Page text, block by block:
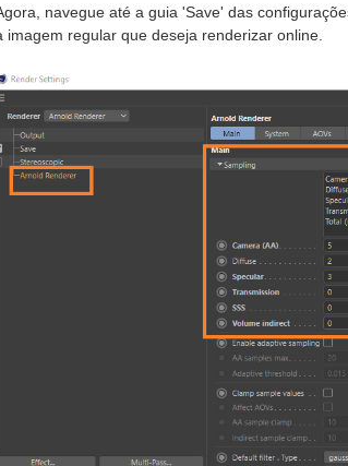
navegue até a guia 'Save' das
imagem regular que deseja renderizar online.